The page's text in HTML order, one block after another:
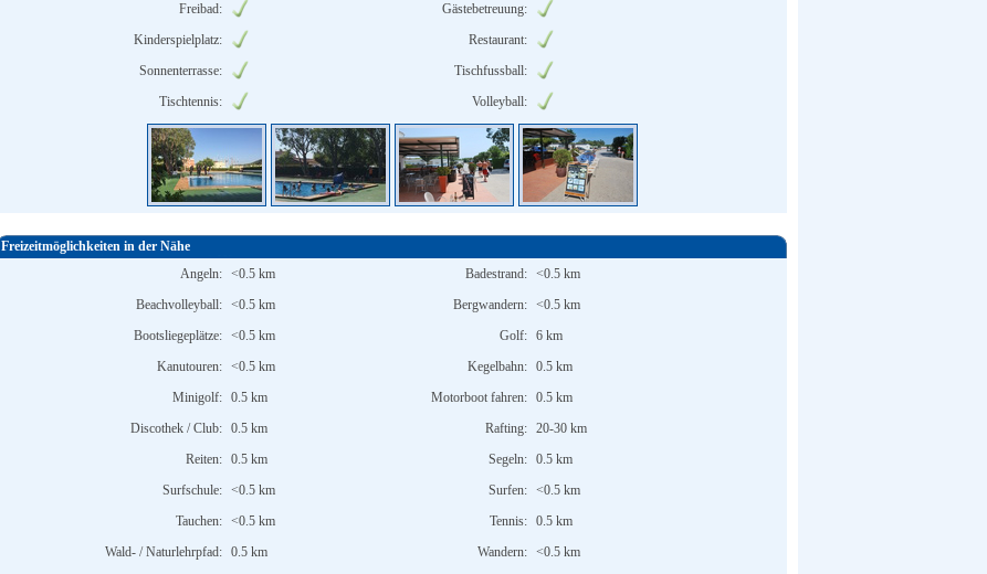
Freibad:
Gästebetreuung:
Kinderspielplatz:
Restaurant:
Sonnenterrasse:
Tischfussball:
Tischtennis:
Volleyball:
Freizeitmöglichkeiten in der Nähe
Angeln: <0.5 km Badestrand: <0.5 km
Beachvolleyball: <0.5 km Bergwandern: <0.5 km
Bootsliegeplätze: <0.5 km Golf: 6 km
Kanutouren: <0.5 km Kegelbahn: 0.5 km
Minigolf: 0.5 km Motorboot fahren: 0.5 km
Discothek / Club: 0.5 km Rafting: 20-30 km
Reiten: 0.5 km Segeln: 0.5 km
Surfschule: <0.5 km Surfen: <0.5 km
Tauchen: <0.5 km Tennis: 0.5 km
Wald- / Naturlehrpfad: 0.5 km Wandern: <0.5 km